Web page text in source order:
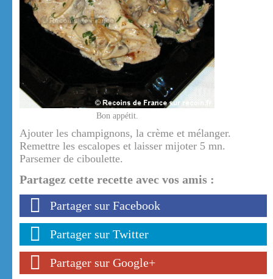
Bon appétit.
Ajouter les champignons, la crème et mélanger.
Remettre les escalopes et laisser mijoter 5 mn.
Parsemer de ciboulette.
Partagez cette recette avec vos amis :
Partager sur Facebook
Partager sur Twitter
Partager sur Google+